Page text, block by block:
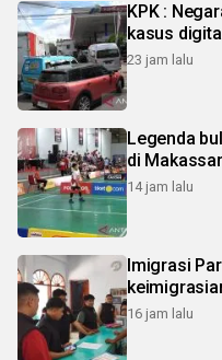
KPK :
kasus
23 jam lalu
Legenda
di Makassar
14 jam lalu
Imigrasi
16 jam lalu